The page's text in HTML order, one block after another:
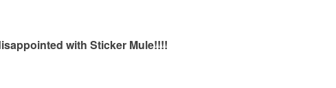
with Sticker Mule!!!!